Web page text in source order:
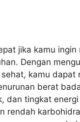
jika kamu
Dengan
kamu dapat
berat
dan tingkat
rendah